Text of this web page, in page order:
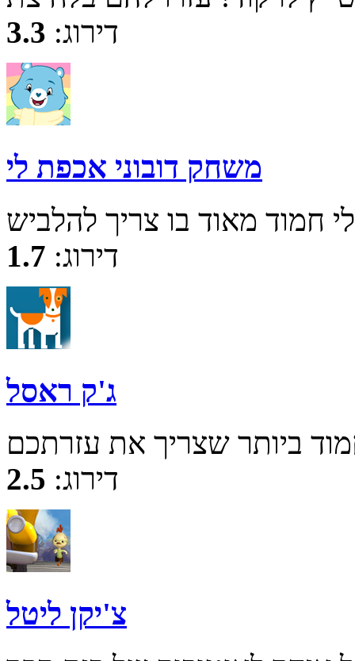
דירוג: 3.3
משחק דובוני אכפת לי
דירוג: 1.7
ג'ק ראסל
דירוג: 2.5
צ'יקן ליטל